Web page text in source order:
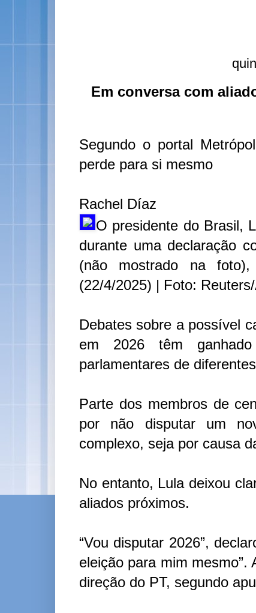
Em conversa com
Segundo o portal
perde para si mesmo
Rachel Díaz
O presidente do Brasil,
durante uma declaração
(não mostrado na
(22/4/2025) | Foto:
Debates sobre a possível
em 2026 têm
parlamentares de
Parte dos membros de
por não disputar um
complexo, seja por causa
No entanto, Lula deixou
aliados próximos.
“Vou disputar 2026”,
eleição para mim
direção do PT, segundo